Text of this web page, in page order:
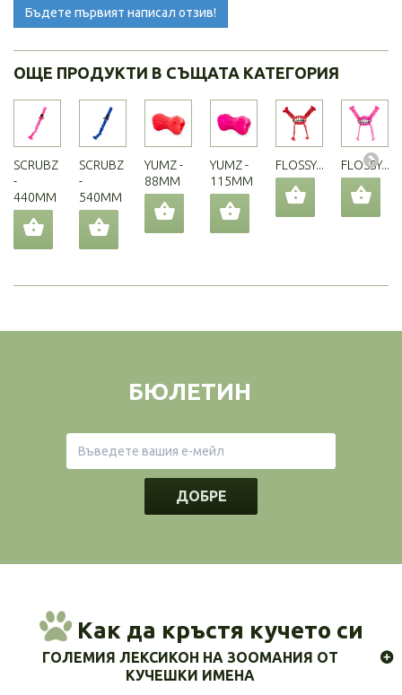
Бъдете първият написал отзив!
ОЩЕ ПРОДУКТИ В СЪЩАТА КАТЕГОРИЯ
SCRUBZ
-
440MM
SCRUBZ
-
540MM
YUMZ -
88MM
YUMZ -
115MM
FLOSSY... FLOSSY...
БЮЛЕТИН
ДОБРЕ
Как да кръстя кучето си
ГОЛЕМИЯ ЛЕКСИКОН НА ЗООМАНИЯ ОТ
КУЧЕШКИ ИМЕНА